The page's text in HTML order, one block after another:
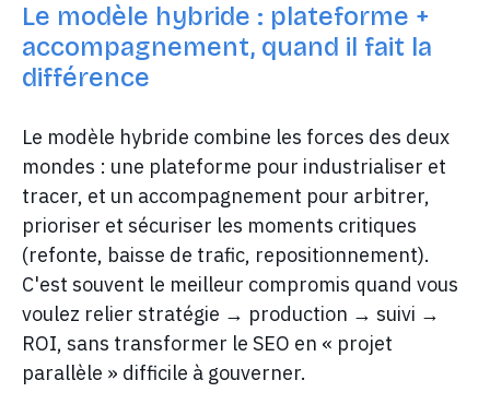
Le modèle hybride : plateforme +
accompagnement, quand il fait la
différence
Le modèle hybride combine les forces des deux
mondes : une plateforme pour industrialiser et
tracer, et un accompagnement pour arbitrer,
prioriser et sécuriser les moments critiques
(refonte, baisse de trafic, repositionnement).
C'est souvent le meilleur compromis quand vous
voulez relier stratégie → production → suivi →
ROI, sans transformer le SEO en « projet
parallèle » difficile à gouverner.